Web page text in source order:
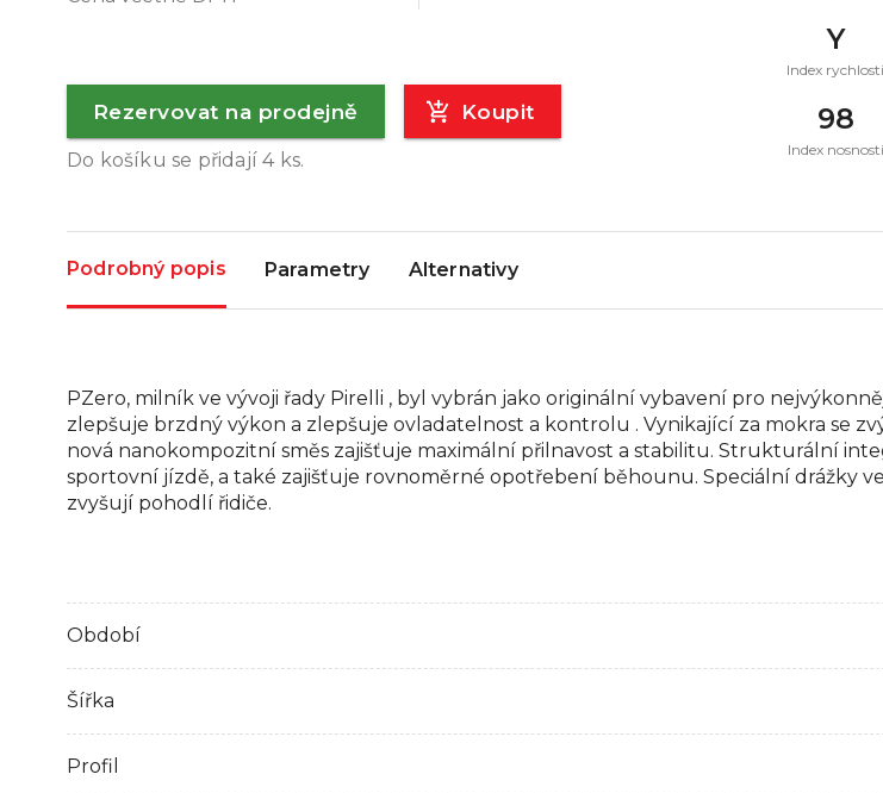
Rezervovat na prodejně Koupit
Do košíku se přidají4ks.
Y
Index rychlosti
98
Index nosnosti
Podrobný popis Parametry Alternativy
PZero, milník ve vývoji řady Pirelli , byl vybrán jako originální vybavení pro
zlepšuje brzdný výkon a zlepšuje ovladatelnost a kontrolu . Vynikající za mokra se
nová nanokompozitní směs zajišťuje maximální přilnavost a stabilitu. Strukturální
sportovní jízdě, a také zajišťuje rovnoměrné opotřebení běhounu. Speciální drážky
zvyšují pohodlí řidiče.
Období
Šířka
Profil